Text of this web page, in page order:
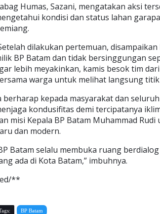
Humas, Sazani, mengatakan aksi
kondisi dan status lahan
dilakukan pertemuan,
BP Batam dan tidak bersinggungan
lebih meyakinkan, kamis besok tim
warga untuk melihat langsung
berharap kepada masyarakat dan
kondusifitas demi tercipatanya
misi Kepala BP Batam Muhammad
dan modern.
Batam selalu membuka ruang
ada di Kota Batam,” imbuhnya.
**
BP Batam